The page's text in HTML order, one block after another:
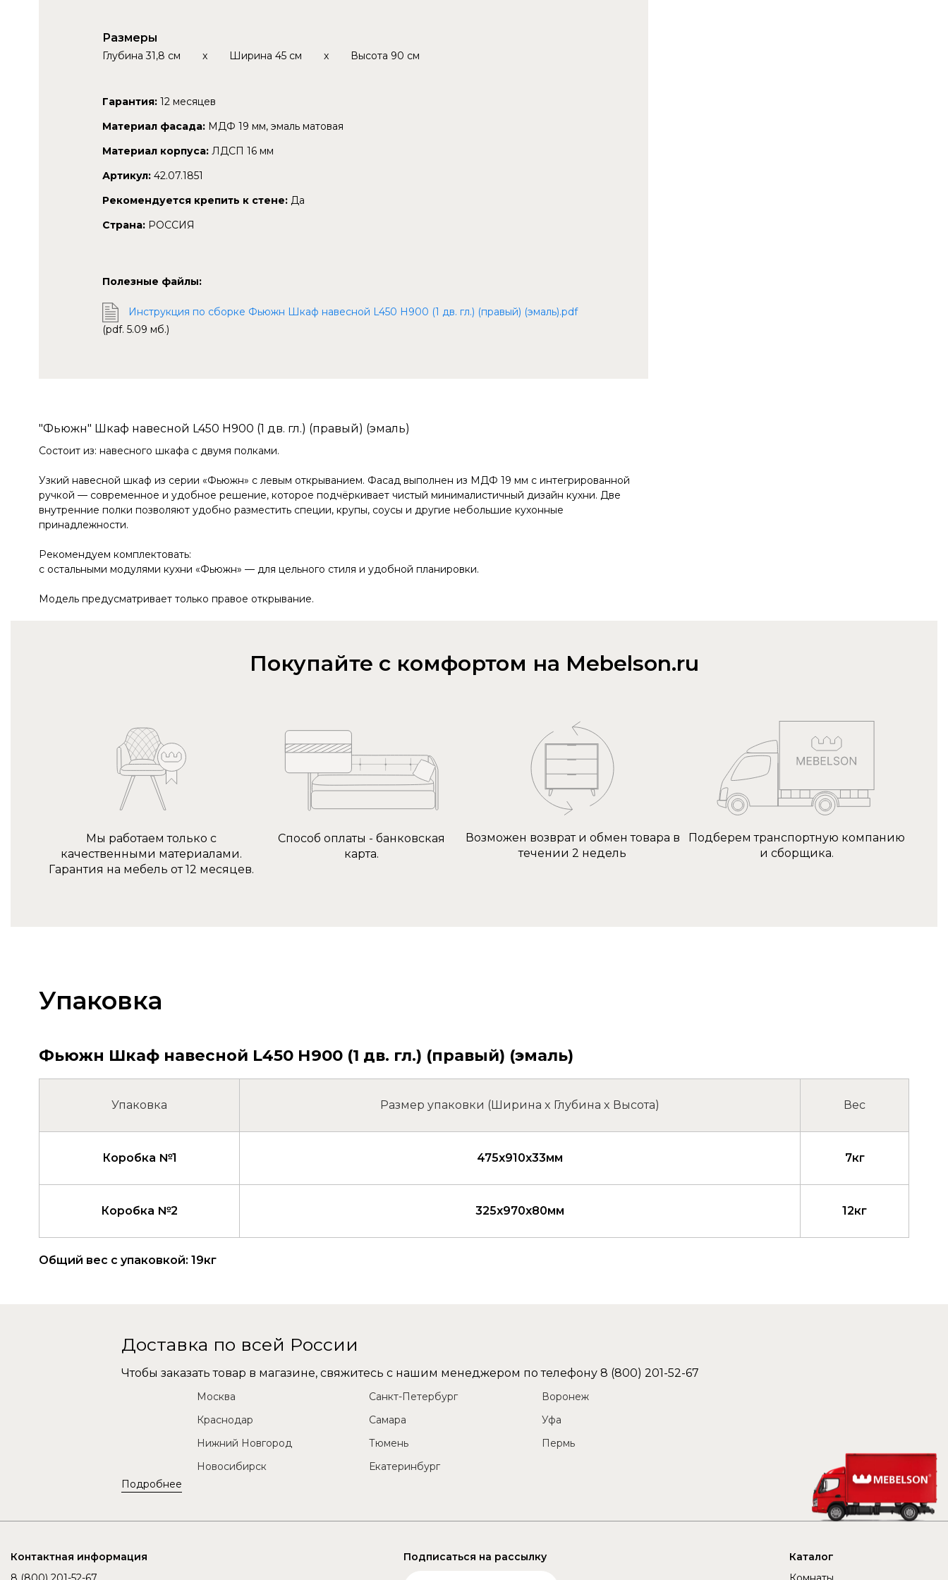
"Фьюжн" Шкаф навесной L450 Н900 (1 дв. гл.) (правый) (эмаль)
Размеры
Глубина 31,8 см x Ширина 45 см x Высота 90 см
Гарантия: 12 месяцев
Материал фасада: МДФ 19 мм, эмаль матовая
Материал корпуса: ЛДСП 16 мм
Артикул: 42.07.1851
Рекомендуется крепить к стене: Да
Страна: РОССИЯ
Полезные файлы:
Инструкция по сборке Фьюжн Шкаф навесной L450 Н900 (1 дв. гл.) (правый) (эмаль).pdf
(pdf. 5.09 мб.)
Состоит из: навесного шкафа с двумя полками.
Узкий навесной шкаф из серии «Фьюжн» с левым открыванием. Фасад выполнен из МДФ 19 мм с интегрированной
ручкой — современное и удобное решение, которое подчёркивает чистый минималистичный дизайн кухни. Две
внутренние полки позволяют удобно разместить специи, крупы, соусы и другие небольшие кухонные
принадлежности.
Рекомендуем комплектовать:
с остальными модулями кухни «Фьюжн» — для цельного стиля и удобной планировки.
Модель предусматривает только правое открывание.
Покупайте с комфортом на Mebelson.ru
Мы работаем только с
качественными материалами.
Гарантия на мебель от 12 месяцев.
Способ оплаты - банковская
карта.
Возможен возврат и обмен товара в
течении 2 недель
Подберем транспортную компанию
и сборщика.
Упаковка
Фьюжн Шкаф навесной L450 Н900 (1 дв. гл.) (правый) (эмаль)
Упаковка Размер упаковки (Ширина x Глубина x Высота) Вес
Коробка №1 475x910x33мм 7кг
Коробка №2 325x970x80мм 12кг
Общий вес с упаковкой: 19кг
Доставка по всей России
Чтобы заказать товар в магазине, свяжитесь с нашим менеджером по телефону 8 (800) 201-52-67
Подробнее
Москва Санкт-Петербург
Воронеж
Краснодар
Самара
Уфа
Нижний Новгород
Тюмень
Пермь
Новосибирск
Екатеринбург
Контактная информация
Подписаться на рассылку
Каталог